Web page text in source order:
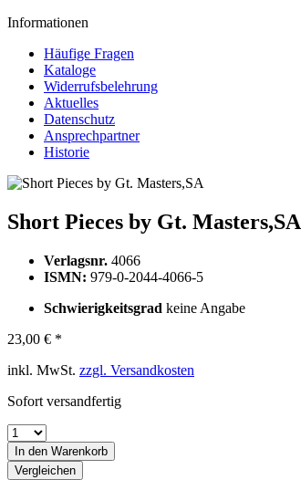
Informationen
Häufige Fragen
Kataloge
Widerrufsbelehrung
Aktuelles
Datenschutz
Ansprechpartner
Historie
Short Pieces by Gt. Masters,SA
Verlagsnr. 4066
ISMN: 979-0-2044-4066-5
Schwierigkeitsgrad keine Angabe
23,00 € *
inkl. MwSt. zzgl. Versandkosten
Sofort versandfertig
In den Warenkorb
Vergleichen